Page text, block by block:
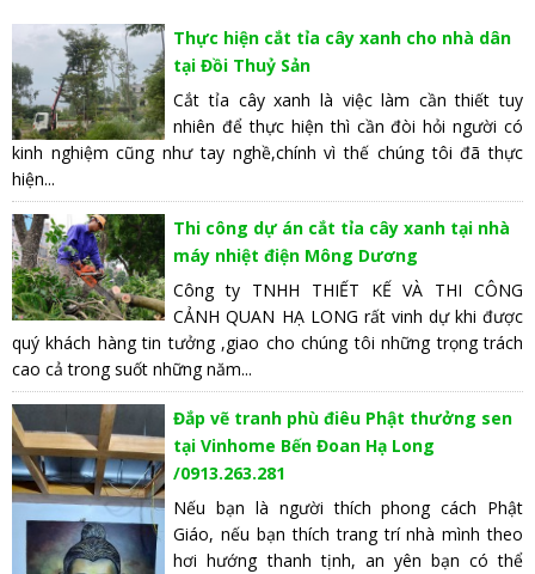
Thực hiện cắt tỉa cây xanh cho nhà dân
tại Đồi Thuỷ Sản
Cắt tỉa cây xanh là việc làm cần thiết tuy
nhiên để thực hiện thì cần đòi hỏi người có
kinh nghiệm cũng như tay nghề,chính vì thế chúng tôi đã thực
hiện...
Thi công dự án cắt tỉa cây xanh tại nhà
máy nhiệt điện Mông Dương
Công ty TNHH THIẾT KẾ VÀ THI CÔNG
CẢNH QUAN HẠ LONG rất vinh dự khi được
quý khách hàng tin tưởng ,giao cho chúng tôi những trọng trách
cao cả trong suốt những năm...
Đắp vẽ tranh phù điêu Phật thưởng sen
tại Vinhome Bến Đoan Hạ Long
/0913.263.281
Nếu bạn là người thích phong cách Phật
Giáo, nếu bạn thích trang trí nhà mình theo
hơi hướng thanh tịnh, an yên bạn có thể